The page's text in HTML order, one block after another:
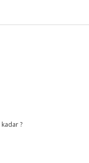
kadar ?